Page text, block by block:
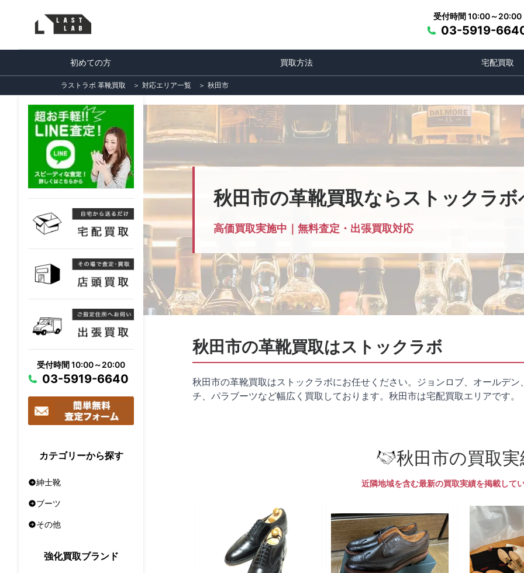
受付時間 10:00～20:00
03-5919-
初めての方 買取方法 宅配買取
ラストラボ 革靴買取 ＞ 対応エリア一覧 ＞ 秋田市
受付時間 10:00～20:00
03-5919-6640
カテゴリーから探す
紳士靴
ブーツ
その他
強化買取ブランド
秋田市の革靴買取ならストックラボ
高価買取実施中｜無料査定・出張買取対応
秋田市の革靴買取はストックラボ
秋田市の革靴買取はストックラボにお任せください。ジョンロブ、オールデ
チ、パラブーツなど幅広く買取しております。秋田市は宅配買取エリアです。
秋田市の買取実
近隣地域を含む最新の買取実績を掲載して